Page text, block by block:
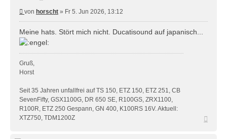
Beitrag
von horscht » Fr 5. Jun 2026, 13:12
Meine hats. Stört mich nicht. Ducatisound auf japanisch...
Gruß,
Horst
Seit 35 Jahren unfallfrei auf TS 150, ETZ 150, ETZ 251, CB
SevenFifty, GSX1100G, DR 650 SE, R100GS, ZRX1100,
R100R, ETZ 250 Gespann, GN 400, K100RS 16V. Aktuell:
XTZ750, TDM1200Z